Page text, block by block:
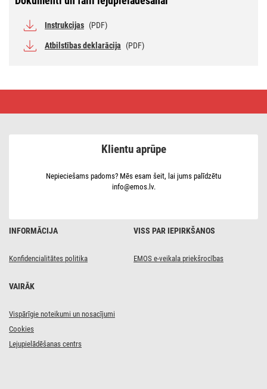
Instrukcijas (PDF)
Atbilstības deklarācija (PDF)
TORI,
INFORMĀCIJA
Konfidencialitātes politika
VISS PAR IEPIRKŠANOS
EMOS e-veikala priekšrocības
VAIRĀK
Vispārīgie noteikumi un nosacījumi
Cookies
Lejupielādēšanas centrs
Klientu aprūpe
Nepieciešams padoms? Mēs esam šeit, lai jums palīdzētu
info@emos.lv.